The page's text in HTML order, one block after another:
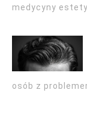
medycyny
osób z